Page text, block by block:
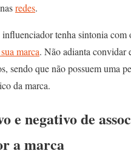
redes.
tenha sintonia com
marca. Não adianta convidar
sendo que não possuem uma
da marca.
e negativo de
a marca